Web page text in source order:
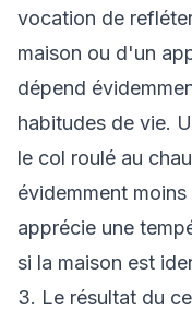
vocation de
maison ou d'un
dépend
habitudes de vie.
le col roulé au
évidemment
apprécie une
si la maison est
3. Le résultat du